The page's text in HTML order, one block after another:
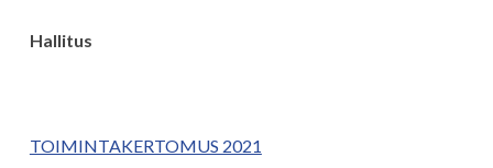
Hallitus
TOIMINTAKERTOMUS 2021